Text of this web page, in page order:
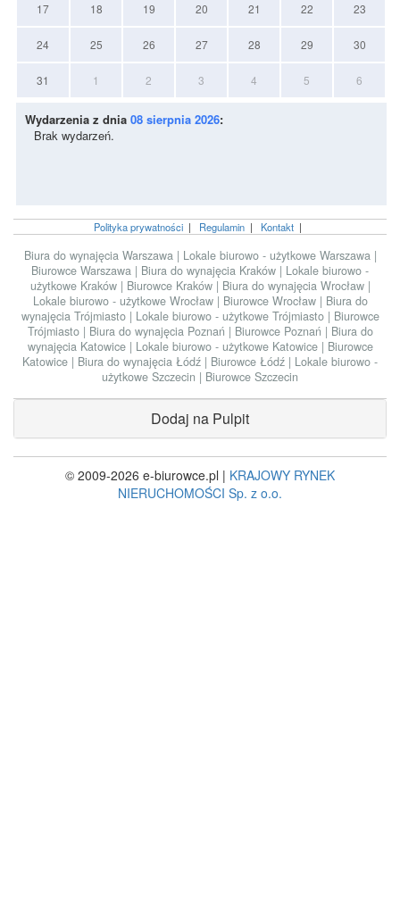
17 18 19 20 21 22 23
24 25 26 27 28 29 30
31 1 2 3 4 5 6
Wydarzenia z dnia 08 sierpnia 2026:
Brak wydarzeń.
Polityka prywatności| Regulamin| Kontakt|
Biura do wynajęcia Warszawa | Lokale biurowo - użytkowe Warszawa |
Biurowce Warszawa | Biura do wynajęcia Kraków | Lokale biurowo -
użytkowe Kraków | Biurowce Kraków | Biura do wynajęcia Wrocław |
Lokale biurowo - użytkowe Wrocław | Biurowce Wrocław | Biura do
wynajęcia Trójmiasto | Lokale biurowo - użytkowe Trójmiasto | Biurowce
Trójmiasto | Biura do wynajęcia Poznań | Biurowce Poznań | Biura do
wynajęcia Katowice | Lokale biurowo - użytkowe Katowice | Biurowce
Katowice | Biura do wynajęcia Łódź | Biurowce Łódź | Lokale biurowo -
użytkowe Szczecin | Biurowce Szczecin
Dodaj na Pulpit
© 2009-2026 e-biurowce.pl | KRAJOWY RYNEK
NIERUCHOMOŚCI Sp. z o.o.